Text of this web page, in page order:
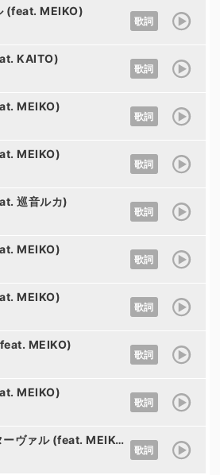
(feat. MEIKO)
歌詞
KAITO)
歌詞
MEIKO)
歌詞
MEIKO)
歌詞
巡音ルカ)
歌詞
MEIKO)
歌詞
MEIKO)
歌詞
MEIKO)
歌詞
MEIKO)
歌詞
ボレロインターヴァル (feat. MEIKO)
歌詞